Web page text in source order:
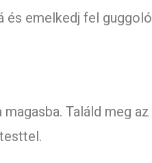
és emelkedj fel guggoló
Találd meg az